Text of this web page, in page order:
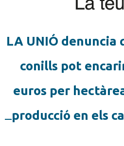
LA UNIÓ denuncia
conills pot
euros per
producció en els